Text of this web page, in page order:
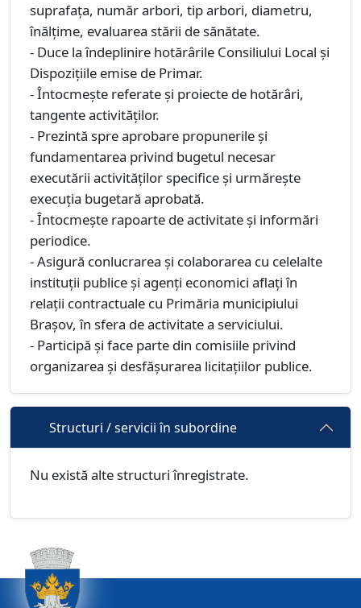
suprafaţa, număr arbori, tip arbori, diametru,
înălţime, evaluarea stării de sănătate.
- Duce la îndeplinire hotărârile Consiliului Local şi
Dispoziţiile emise de Primar.
- Întocmeşte referate şi proiecte de hotărâri,
tangente activităţilor.
- Prezintă spre aprobare propunerile şi
fundamentarea privind bugetul necesar
executării activităţilor specifice şi urmăreşte
execuţia bugetară aprobată.
- Întocmeşte rapoarte de activitate şi informări
periodice.
- Asigură conlucrarea şi colaborarea cu celelalte
instituţii publice şi agenţi economici aflaţi în
relaţii contractuale cu Primăria municipiului
Braşov, în sfera de activitate a serviciului.
- Participă şi face parte din comisiile privind
organizarea şi desfăşurarea licitaţiilor publice.
Structuri / servicii în subordine
Nu există alte structuri înregistrate.